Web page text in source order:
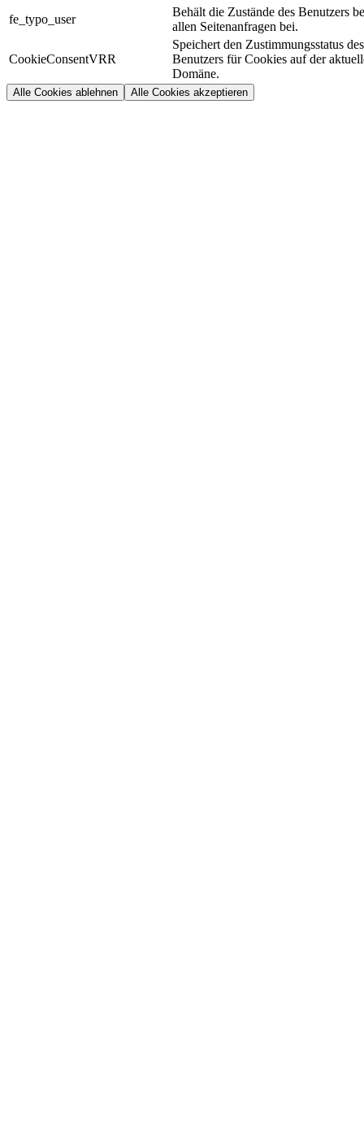
fe_typo_user
Behält die Zustände des Benutzers
allen Seitenanfragen bei.
CookieConsentVRR
Speichert den Zustimmungsstatus des
Benutzers für Cookies auf der
Domäne.
Alle Cookies ablehnen Alle Cookies akzeptieren